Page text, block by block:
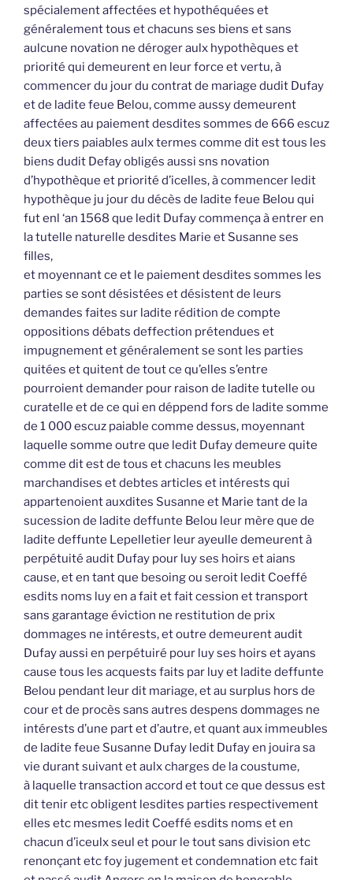
spécialement affectées et hypothéquées et
généralement tous et chacuns ses biens et sans
aulcune novation ne déroger aulx hypothèques et
priorité qui demeurent en leur force et vertu, à
commencer du jour du contrat de mariage dudit Dufay
et de ladite feue Belou, comme aussy demeurent
affectées au paiement desdites sommes de 666 escuz
deux tiers paiables aulx termes comme dit est tous les
biens dudit Defay obligés aussi sns novation
d’hypothèque et priorité d’icelles, à commencer ledit
hypothèque ju jour du décès de ladite feue Belou qui
fut enl ‘an 1568 que ledit Dufay commença à entrer en
la tutelle naturelle desdites Marie et Susanne ses
filles,
et moyennant ce et le paiement desdites sommes les
parties se sont désistées et désistent de leurs
demandes faites sur ladite rédition de compte
oppositions débats deffection prétendues et
impugnement et généralement se sont les parties
quitées et quitent de tout ce qu’elles s’entre
pourroient demander pour raison de ladite tutelle ou
curatelle et de ce qui en déppend fors de ladite somme
de 1 000 escuz paiable comme dessus, moyennant
laquelle somme outre que ledit Dufay demeure quite
comme dit est de tous et chacuns les meubles
marchandises et debtes articles et intérests qui
appartenoient auxdites Susanne et Marie tant de la
sucession de ladite deffunte Belou leur mère que de
ladite deffunte Lepelletier leur ayeulle demeurent à
perpétuité audit Dufay pour luy ses hoirs et aians
cause, et en tant que besoing ou seroit ledit Coeffé
esdits noms luy en a fait et fait cession et transport
sans garantage éviction ne restitution de prix
dommages ne intérests, et outre demeurent audit
Dufay aussi en perpétuiré pour luy ses hoirs et ayans
cause tous les acquests faits par luy et ladite deffunte
Belou pendant leur dit mariage, et au surplus hors de
cour et de procès sans autres despens dommages ne
intérests d’une part et d’autre, et quant aux immeubles
de ladite feue Susanne Dufay ledit Dufay en jouira sa
vie durant suivant et aulx charges de la coustume,
à laquelle transaction accord et tout ce que dessus est
dit tenir etc obligent lesdites parties respectivement
elles etc mesmes ledit Coeffé esdits noms et en
chacun d’iceulx seul et pour le tout sans division etc
renonçant etc foy jugement et condemnation etc fait